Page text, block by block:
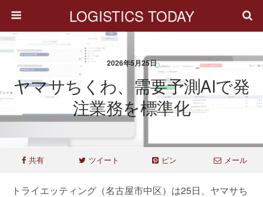
LOGISTICS TODAY
2026年5月25日
ヤマサちくわ、需要予測AIで発
注業務を標準化
共有 ツイート ピン メール
トライエッティング（名古屋市中区）は25日、ヤマサち